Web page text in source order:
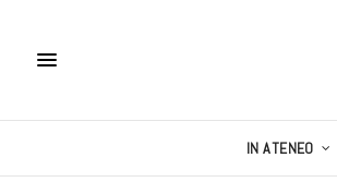
IN ATENEO